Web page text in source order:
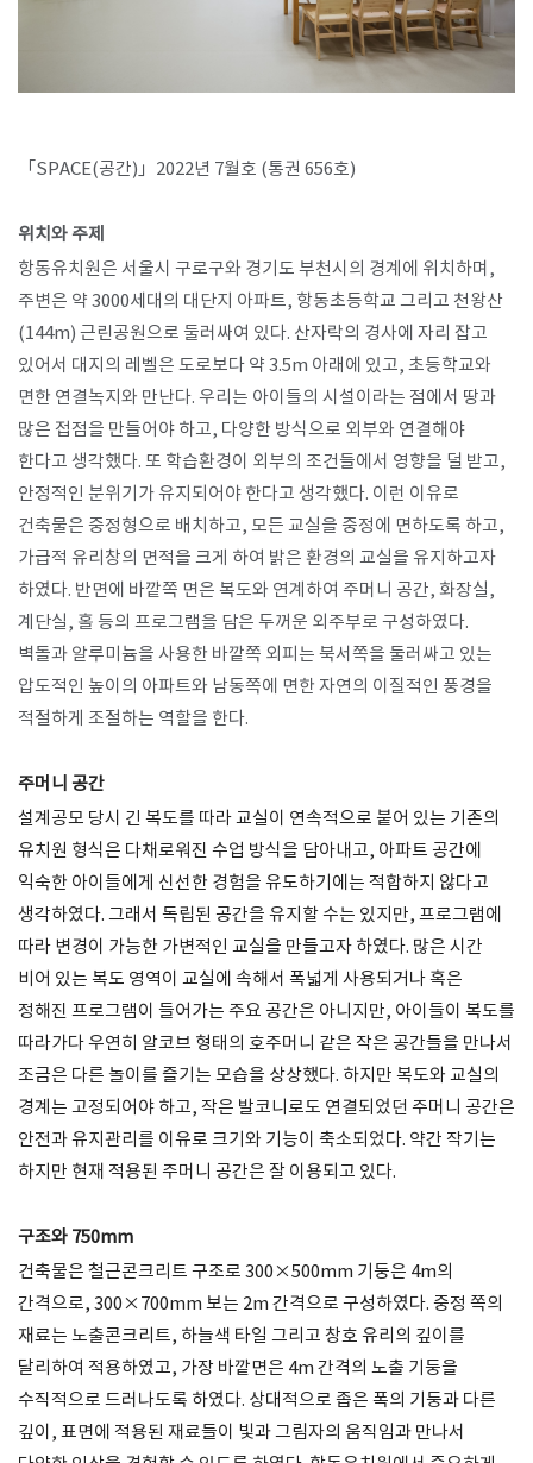
「SPACE(공간)」2022년 7월호 (통권 656호)
위치와 주제
항동유치원은 서울시 구로구와 경기도 부천시의 경계에 위치하며,
주변은 약 3000세대의 대단지 아파트, 항동초등학교 그리고 천왕산
(144m) 근린공원으로 둘러싸여 있다. 산자락의 경사에 자리 잡고
있어서 대지의 레벨은 도로보다 약 3.5m 아래에 있고, 초등학교와
면한 연결녹지와 만난다. 우리는 아이들의 시설이라는 점에서 땅과
많은 접점을 만들어야 하고, 다양한 방식으로 외부와 연결해야
한다고 생각했다. 또 학습환경이 외부의 조건들에서 영향을 덜 받고,
안정적인 분위기가 유지되어야 한다고 생각했다. 이런 이유로
건축물은 중정형으로 배치하고, 모든 교실을 중정에 면하도록 하고,
가급적 유리창의 면적을 크게 하여 밝은 환경의 교실을 유지하고자
하였다. 반면에 바깥쪽 면은 복도와 연계하여 주머니 공간, 화장실,
계단실, 홀 등의 프로그램을 담은 두꺼운 외주부로 구성하였다.
벽돌과 알루미늄을 사용한 바깥쪽 외피는 북서쪽을 둘러싸고 있는
압도적인 높이의 아파트와 남동쪽에 면한 자연의 이질적인 풍경을
적절하게 조절하는 역할을 한다.
주머니 공간
설계공모 당시 긴 복도를 따라 교실이 연속적으로 붙어 있는 기존의
유치원 형식은 다채로워진 수업 방식을 담아내고, 아파트 공간에
익숙한 아이들에게 신선한 경험을 유도하기에는 적합하지 않다고
생각하였다. 그래서 독립된 공간을 유지할 수는 있지만, 프로그램에
따라 변경이 가능한 가변적인 교실을 만들고자 하였다. 많은 시간
비어 있는 복도 영역이 교실에 속해서 폭넓게 사용되거나 혹은
정해진 프로그램이 들어가는 주요 공간은 아니지만, 아이들이 복도를
따라가다 우연히 알코브 형태의 호주머니 같은 작은 공간들을 만나서
조금은 다른 놀이를 즐기는 모습을 상상했다. 하지만 복도와 교실의
경계는 고정되어야 하고, 작은 발코니로도 연결되었던 주머니 공간은
안전과 유지관리를 이유로 크기와 기능이 축소되었다. 약간 작기는
하지만 현재 적용된 주머니 공간은 잘 이용되고 있다.
구조와 750mm
건축물은 철근콘크리트 구조로 300×500mm 기둥은 4m의
간격으로, 300×700mm 보는 2m 간격으로 구성하였다. 중정 쪽의
재료는 노출콘크리트, 하늘색 타일 그리고 창호 유리의 깊이를
달리하여 적용하였고, 가장 바깥면은 4m 간격의 노출 기둥을
수직적으로 드러나도록 하였다. 상대적으로 좁은 폭의 기둥과 다른
깊이, 표면에 적용된 재료들이 빛과 그림자의 움직임과 만나서